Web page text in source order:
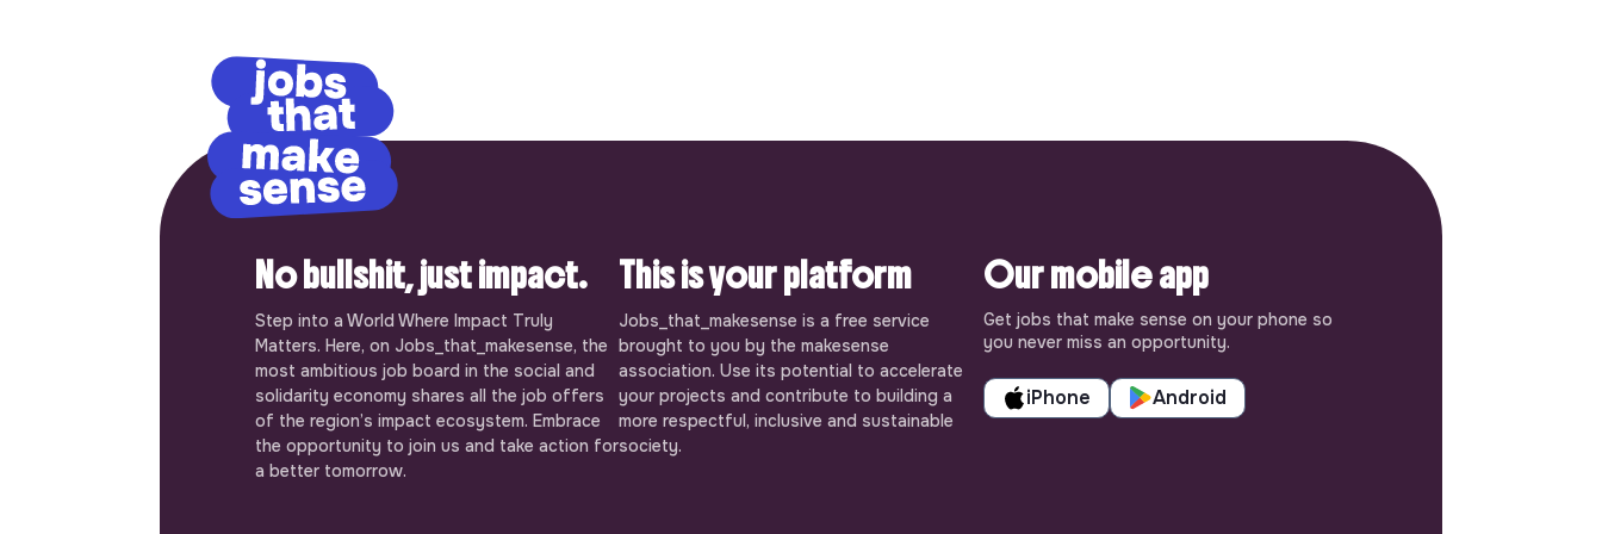
No bullshit, just impact.
Step into a World Where Impact Truly
Matters. Here, on Jobs_that_makesense, the
most ambitious job board in the social and
solidarity economy shares all the job offers
of the region’s impact ecosystem. Embrace
the opportunity to join us and take action for
a better tomorrow.
This is your platform
Jobs_that_makesense is a free service
brought to you by the makesense
association. Use its potential to accelerate
your projects and contribute to building a
more respectful, inclusive and sustainable
society.
Our mobile app
Get jobs that make sense on your phone so
you never miss an opportunity.
iPhone Android